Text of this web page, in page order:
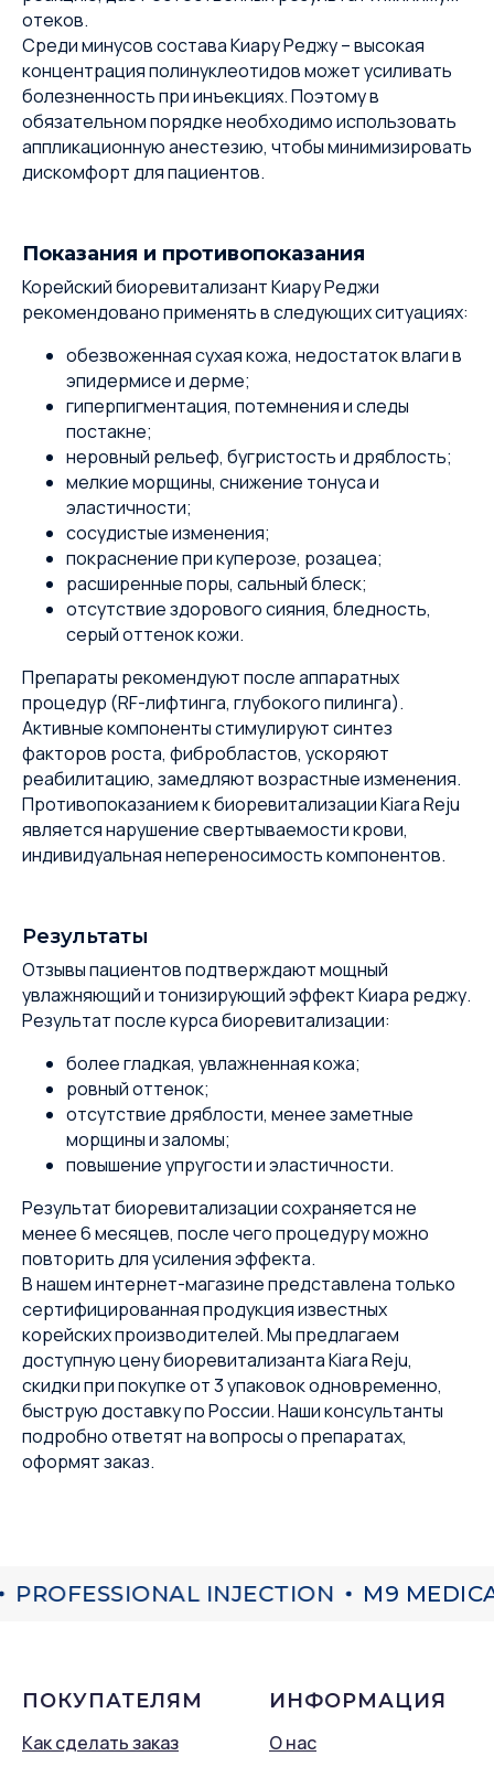
отеков.
Среди минусов состава Киару Реджу – высокая
концентрация полинуклеотидов может усиливать
болезненность при инъекциях. Поэтому в
обязательном порядке необходимо использовать
аппликационную анестезию, чтобы минимизировать
дискомфорт для пациентов.
Показания и противопоказания
Корейский биоревитализант Киару Реджи
рекомендовано применять в следующих ситуациях:
обезвоженная сухая кожа, недостаток влаги в
эпидермисе и дерме;
гиперпигментация, потемнения и следы
постакне;
неровный рельеф, бугристость и дряблость;
мелкие морщины, снижение тонуса и
эластичности;
сосудистые изменения;
покраснение при куперозе, розацеа;
расширенные поры, сальный блеск;
отсутствие здорового сияния, бледность,
серый оттенок кожи.
Препараты рекомендуют после аппаратных
процедур (RF-лифтинга, глубокого пилинга).
Активные компоненты стимулируют синтез
факторов роста, фибробластов, ускоряют
реабилитацию, замедляют возрастные изменения.
Противопоказанием к биоревитализации Kiara Reju
является нарушение свертываемости крови,
индивидуальная непереносимость компонентов.
Результаты
Отзывы пациентов подтверждают мощный
увлажняющий и тонизирующий эффект Киара реджу.
Результат после курса биоревитализации:
более гладкая, увлажненная кожа;
ровный оттенок;
отсутствие дряблости, менее заметные
морщины и заломы;
повышение упругости и эластичности.
Результат биоревитализации сохраняется не
менее 6 месяцев, после чего процедуру можно
повторить для усиления эффекта.
В нашем интернет-магазине представлена только
сертифицированная продукция известных
корейских производителей. Мы предлагаем
доступную цену биоревитализанта Kiara Reju,
скидки при покупке от 3 упаковок одновременно,
быструю доставку по России. Наши консультанты
подробно ответят на вопросы о препаратах,
оформят заказ.
INJECTION M9 MEDICAL
ПОКУПАТЕЛЯМ
Как сделать заказ
ИНФОРМАЦИЯ
О нас